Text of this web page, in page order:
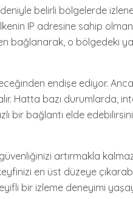
belirli bölgelerde
IP adresine sahip
bağlanarak, o bölgedeki
endişe ediyor.
Hatta bazı durumlarda,
bir bağlantı elde
artırmakla
en üst düzeye
bir izleme deneyimi